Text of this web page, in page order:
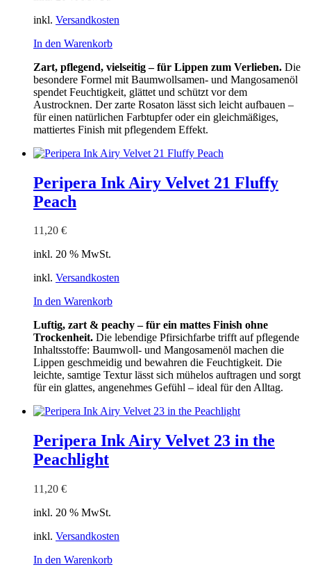
inkl. Versandkosten
In den Warenkorb
Zart, pflegend, vielseitig – für Lippen zum Verlieben. Die
besondere Formel mit Baumwollsamen- und Mangosamenöl
spendet Feuchtigkeit, glättet und schützt vor dem
Austrocknen. Der zarte Rosaton lässt sich leicht aufbauen –
für einen natürlichen Farbtupfer oder ein gleichmäßiges,
mattiertes Finish mit pflegendem Effekt.
Peripera Ink Airy Velvet 21 Fluffy
Peach
11,20 €
inkl. 20 % MwSt.
inkl. Versandkosten
In den Warenkorb
Luftig, zart & peachy – für ein mattes Finish ohne
Trockenheit. Die lebendige Pfirsichfarbe trifft auf pflegende
Inhaltsstoffe: Baumwoll- und Mangosamenöl machen die
Lippen geschmeidig und bewahren die Feuchtigkeit. Die
leichte, samtige Textur lässt sich mühelos auftragen und sorgt
für ein glattes, angenehmes Gefühl – ideal für den Alltag.
Peripera Ink Airy Velvet 23 in the
Peachlight
11,20 €
inkl. 20 % MwSt.
inkl. Versandkosten
In den Warenkorb